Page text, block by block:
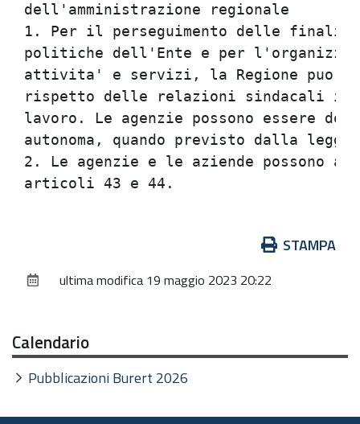
1. Per il perseguimento
politiche dell'Ente e per
attivita' e servizi, la Regione
rispetto delle relazioni
lavoro. Le agenzie possono
autonoma, quando
2. Le agenzie e le aziende
documento
STAMPA
ultima modifica 19 maggio 2023 20:22
Calendario
Pubblicazioni Burert 2026